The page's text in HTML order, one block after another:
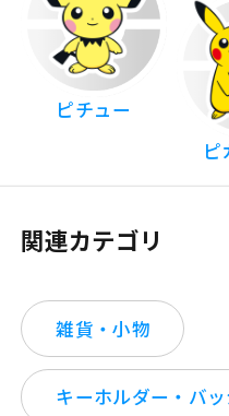
ピチュー
ピ
関連カテゴリ
雑貨・小物
キーホルダー・バ